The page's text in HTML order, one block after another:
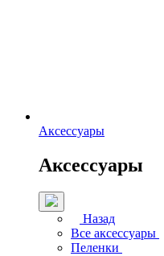
Аксессуары
Аксессуары
Назад
Все аксессуары
Пеленки